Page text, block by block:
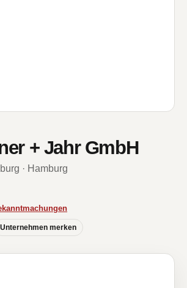
+ Jahr GmbH
· Hamburg
Unternehmen merken